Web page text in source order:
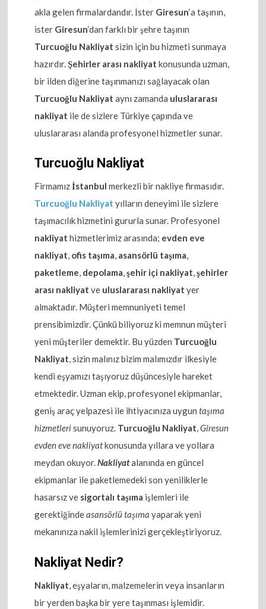
akla gelen firmalardandır. İster Giresun‘a taşının,
ister Giresun‘dan farklı bir şehre taşının
Turcuoğlu Nakliyat sizin için bu hizmeti sunmaya
hazırdır.Şehirler arası nakliyat konusunda uzman,
bir ilden diğerine taşınmanızı sağlayacak olan
Turcuoğlu Nakliyat aynı zamanda uluslararası
nakliyat ile de sizlere Türkiye çapında ve
uluslararası alanda profesyonel hizmetler sunar.
Turcuoğlu Nakliyat
Firmamızİstanbul merkezli bir nakliye firmasıdır.
Turcuoğlu Nakliyat yılların deneyimi ile sizlere
taşımacılık hizmetini gururla sunar. Profesyonel
nakliyat hizmetlerimiz arasında; evden eve
nakliyat, ofis taşıma, asansörlü taşıma,
paketleme, depolama,şehir içi nakliyat,şehirler
arası nakliyat ve uluslararası nakliyat yer
almaktadır. Müşteri memnuniyeti temel
prensibimizdir. Çünkü biliyoruz ki memnun müşteri
yeni müşteriler demektir. Bu yüzden Turcuoğlu
Nakliyat, sizin malınız bizim malımızdır ilkesiyle
kendi eşyamızı taşıyoruz düşüncesiyle hareket
etmektedir. Uzman ekip, profesyonel ekipmanlar,
geniş araç yelpazesi ile ihtiyacınıza uyguntaşıma
hizmetlerisunuyoruz. Turcuoğlu Nakliyat,Giresun
evden eve nakliyatkonusunda yıllara ve yollara
meydan okuyor.Nakliyatalanında en güncel
ekipmanlar ile paketlemedeki son yeniliklerle
hasarsız ve sigortalı taşıma işlemleri ile
gerektiğindeasansörlü taşıma yaparak yeni
mekanınıza nakil işlemlerinizi gerçekleştiriyoruz.
Nakliyat Nedir?
Nakliyat, eşyaların, malzemelerin veya insanların
bir yerden başka bir yere taşınması işlemidir.